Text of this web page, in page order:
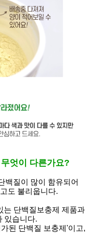
엇이 다른가요?
백질이 많이 함유되어
도 불리웁니다.
는 단백질보충제 제품과
있습니다.
된 단백질 보충제'이고,